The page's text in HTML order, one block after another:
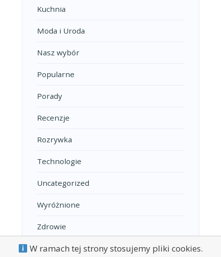
Kuchnia
Moda i Uroda
Nasz wybór
Popularne
Porady
Recenzje
Rozrywka
Technologie
Uncategorized
Wyróżnione
Zdrowie
W ramach tej strony stosujemy pliki cookies.